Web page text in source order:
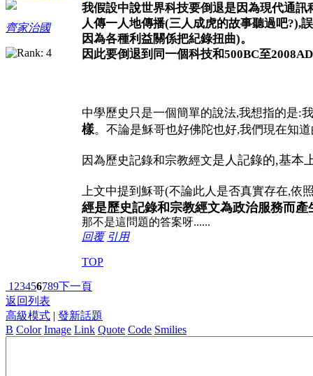
齊家治國
我假設中說世界科技要倒退是因為現代通
人傳一人地傳播(三人成虎的故事聽過吧?),
因為各種利益關係把紀錄扭曲)。
因此要倒退到同一個科技和500BC至
中學歷史只是一個簡單的說法,我想指的是:
樣。 不論是穌哥也好佛陀也好,我們現在知
因為歷史記錄和宗教經文是人記錄的,基本
上文中提到穌哥(不論此人是否真實存在,
經是歷史記錄和宗教經文為政治服務而
那不是這問題的答案呀......
回覆 引用
TOP
1 23456789下一頁
返回列表
高級模式 | 發新話題
B Color Image Link Quote Code Smilies